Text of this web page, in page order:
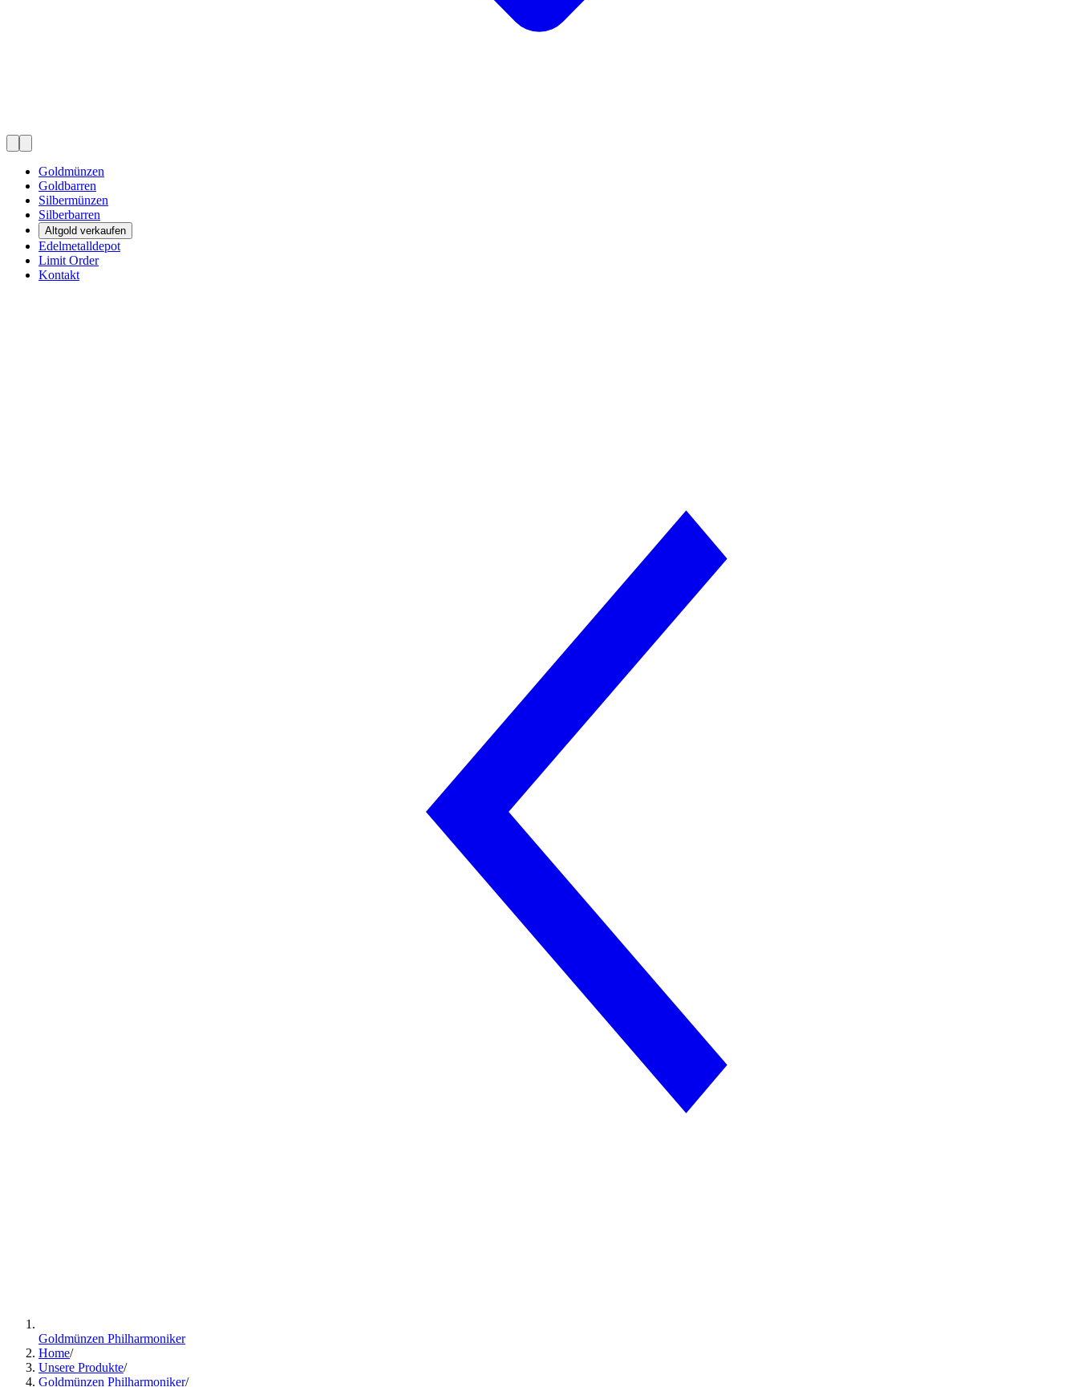
Goldmünzen
Goldbarren
Silbermünzen
Silberbarren
Altgold verkaufen
Edelmetalldepot
Limit Order
Kontakt
Goldmünzen Philharmoniker
Home/
Unsere Produkte/
Goldmünzen Philharmoniker/